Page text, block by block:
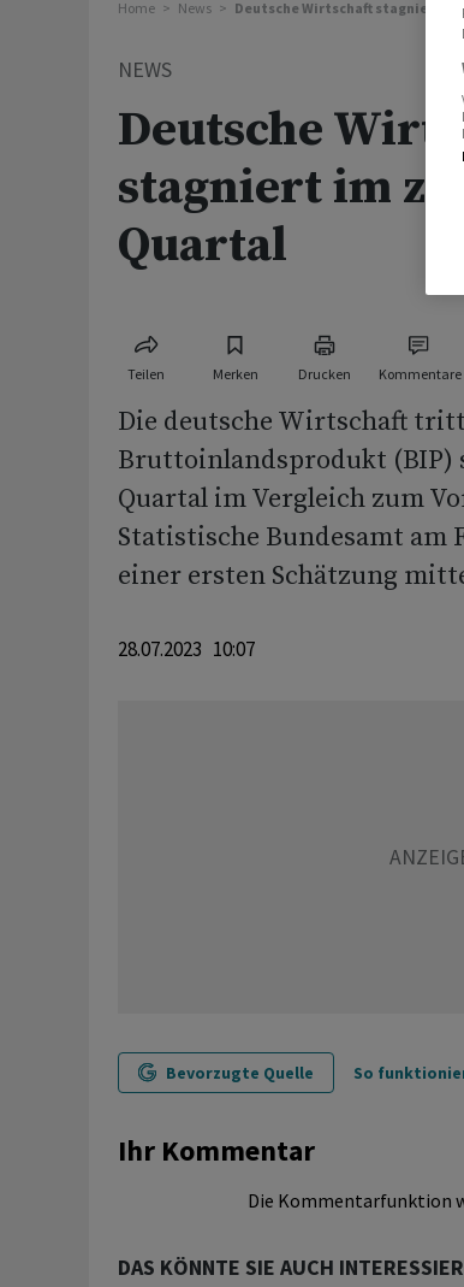
Home News Deutsche Wirtschaft stagniert
NEWS
Deutsche
stagniert im
Quartal
Teilen Merken Drucken Kommentare
Die deutsche Wirtschaft tritt
Bruttoinlandsprodukt (BIP)
Quartal im Vergleich zum
Statistische Bundesamt am
einer ersten Schätzung
28.07.2023 10:07
Bevorzugte Quelle So
Ihr Kommentar
Die Kommentarfunktion
DAS KÖNNTE SIE AUCH